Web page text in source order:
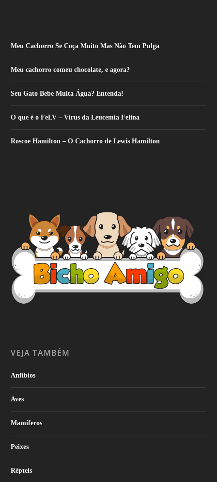
Meu Cachorro Se Coça Muito Mas Não Tem Pulga
Meu cachorro comeu chocolate, e agora?
Seu Gato Bebe Muita Água? Entenda!
O que é o FeLV – Vírus da Leucemia Felina
Roscoe Hamilton – O Cachorro de Lewis Hamilton
VEJA TAMBÉM
Anfíbios
Aves
Mamíferos
Peixes
Répteis